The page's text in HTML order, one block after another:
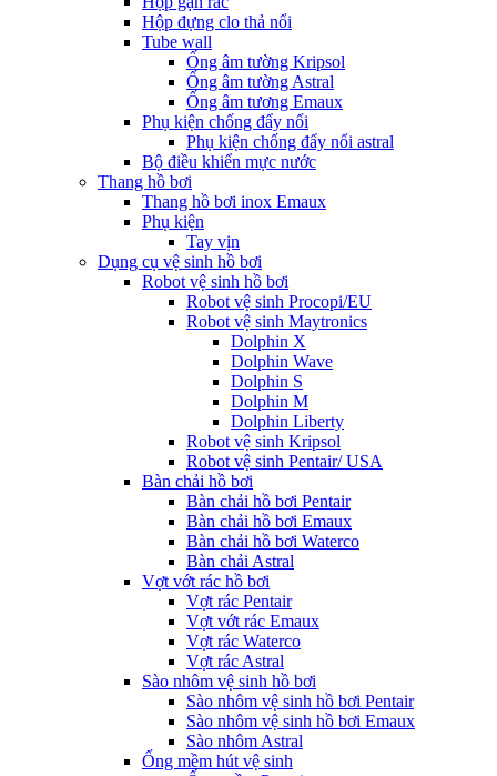
Hộp đựng clo thả nổi
Tube wall
Ống âm tường Kripsol
Ống âm tường Astral
Ống âm tương Emaux
Phụ kiện chống đẩy nổi
Phụ kiện chống đẩy nổi astral
Bộ điều khiển mực nước
Thang hồ bơi
Thang hồ bơi inox Emaux
Phụ kiện
Tay vịn
Dụng cụ vệ sinh hồ bơi
Robot vệ sinh hồ bơi
Robot vệ sinh Procopi/EU
Robot vệ sinh Maytronics
Dolphin X
Dolphin Wave
Dolphin S
Dolphin M
Dolphin Liberty
Robot vệ sinh Kripsol
Robot vệ sinh Pentair/ USA
Bàn chải hồ bơi
Bàn chải hồ bơi Pentair
Bàn chải hồ bơi Emaux
Bàn chải hồ bơi Waterco
Bàn chải Astral
Vợt vớt rác hồ bơi
Vợt rác Pentair
Vợt vớt rác Emaux
Vợt rác Waterco
Vợt rác Astral
Sào nhôm vệ sinh hồ bơi
Sào nhôm vệ sinh hồ bơi Pentair
Sào nhôm vệ sinh hồ bơi Emaux
Sào nhôm Astral
Ống mềm hút vệ sinh